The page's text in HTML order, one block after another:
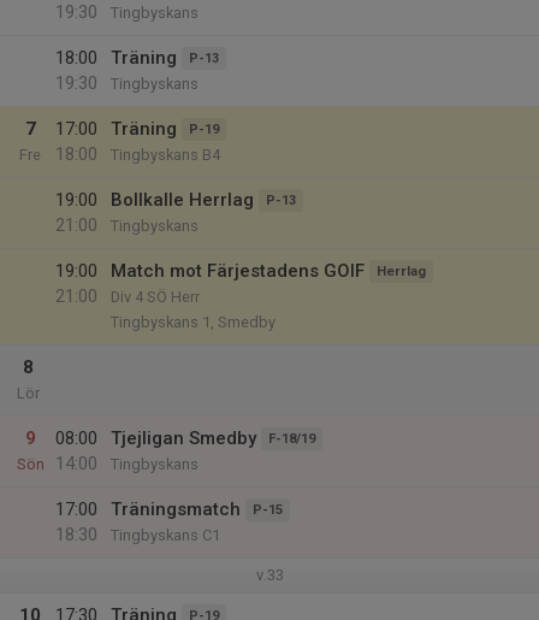
19:30
Tingbyskans
18:00
19:30
Träning P-13
Tingbyskans
7
Fre
17:00
18:00
Träning P-19
Tingbyskans B4
19:00
21:00
Bollkalle Herrlag P-13
Tingbyskans
19:00
21:00
Match mot Färjestadens GOIF Herrlag
Div 4 SÖ Herr
Tingbyskans 1, Smedby
8
Lör
9
Sön
08:00
14:00
Tjejligan Smedby F-18/19
Tingbyskans
17:00
18:30
Träningsmatch P-15
Tingbyskans C1
v.33
10
17:30
Träning P-19